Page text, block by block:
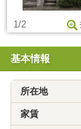
1/2
基本情報
所在地
家賃